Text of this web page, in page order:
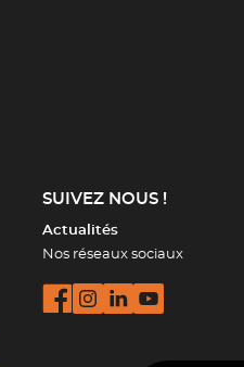
SUIVEZ NOUS !
Actualités
Nos réseaux sociaux